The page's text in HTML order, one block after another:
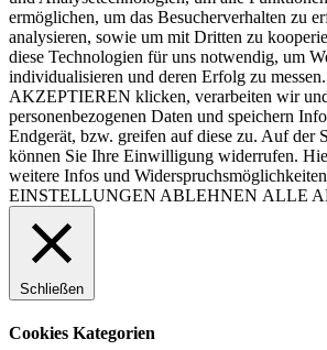
ermöglichen, um das Besucherverhalten zu
analysieren, sowie um mit Dritten zu
diese Technologien für uns notwendig, um
individualisieren und deren Erfolg zu
AKZEPTIEREN klicken, verarbeiten wir
personenbezogenen Daten und speichern
Endgerät, bzw. greifen auf diese zu. Auf der
können Sie Ihre Einwilligung widerrufen.
weitere Infos und
EINSTELLUNGEN ABLEHNEN ALLE
Schließen
Cookies Kategorien